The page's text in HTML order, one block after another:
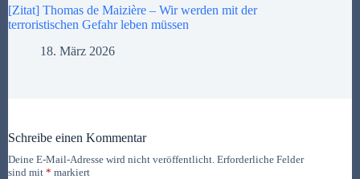
[Zitat] Thomas de Maizière – Wir werden mit der
terroristischen Gefahr leben müssen
18. März 2026
Schreibe einen Kommentar
Deine E-Mail-Adresse wird nicht veröffentlicht. Erforderliche Felder
sind mit * markiert